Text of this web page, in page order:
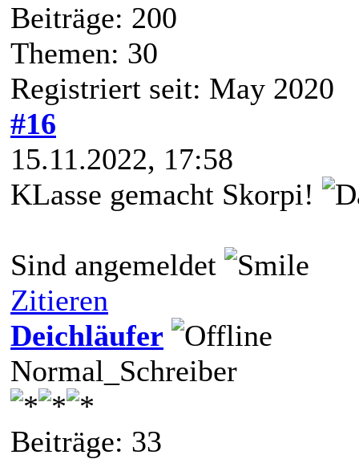
Beiträge: 200
Themen: 30
Registriert seit: May 2020
#16
15.11.2022, 17:58
KLasse gemacht Skorpi!
Sind angemeldet
Zitieren
Deichläufer
Normal_Schreiber
Beiträge: 33